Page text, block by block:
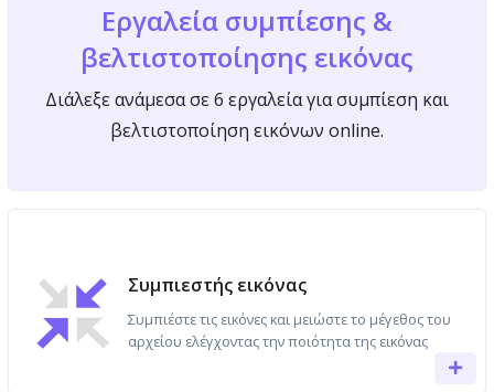
Εργαλεία συμπίεσης &
βελτιστοποίησης εικόνας
Διάλεξε ανάμεσα σε 6 εργαλεία για συμπίεση και
βελτιστοποίηση εικόνων online.
Συμπιεστής εικόνας
Συμπιέστε τις εικόνες και μειώστε το μέγεθος του
αρχείου ελέγχοντας την ποιότητα της εικόνας